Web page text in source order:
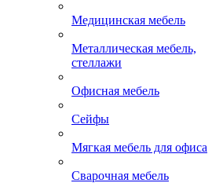
Медицинская мебель
Металлическая мебель,
стеллажи
Офисная мебель
Сейфы
Мягкая мебель для офиса
Сварочная мебель